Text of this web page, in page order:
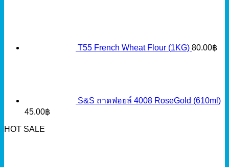
T55 French Wheat Flour (1KG) 80.00฿
S&S ถาดฟอยล์ 4008 RoseGold (610ml)
45.00฿
HOT SALE